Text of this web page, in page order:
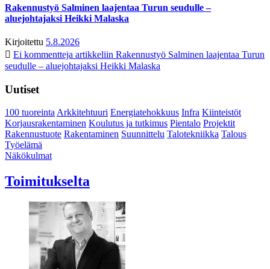
Rakennustyö Salminen laajentaa Turun seudulle –
aluejohtajaksi Heikki Malaska
Kirjoitettu 5.8.2026
Ei kommentteja artikkeliin Rakennustyö Salminen laajentaa Turun
seudulle – aluejohtajaksi Heikki Malaska
Uutiset
100 tuoreintaArkkitehtuuri Energiatehokkuus Infra Kiinteistöt
Korjausrakentaminen Koulutus ja tutkimus Pientalo Projektit
Rakennustuote Rakentaminen Suunnittelu Talotekniikka Talous
Työelämä
Näkökulmat
Toimitukselta